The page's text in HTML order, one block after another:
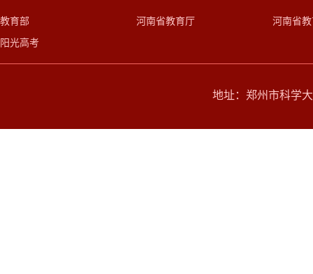
教育部
阳光高考
河南省教育厅 河南省
地址：郑州市科学